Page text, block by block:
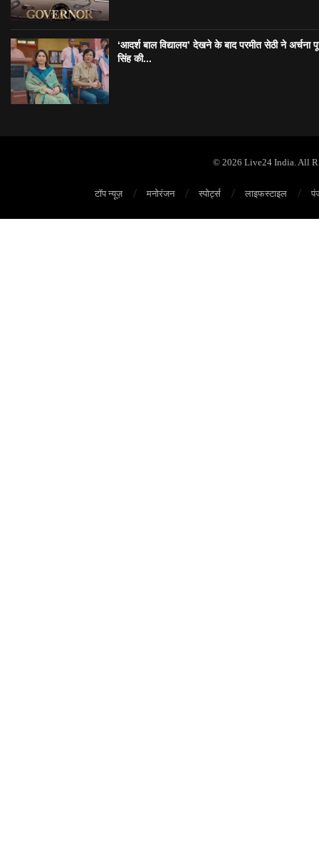
‘आदर्श बाल विद्यालय’ देखने के बाद परमीत सेठी ने अर्चना
सिंह की...
© 2026 Live24 India. All
टॉप न्यूज़ मनोरंजन स्पोर्ट्स लाइफस्टाइल